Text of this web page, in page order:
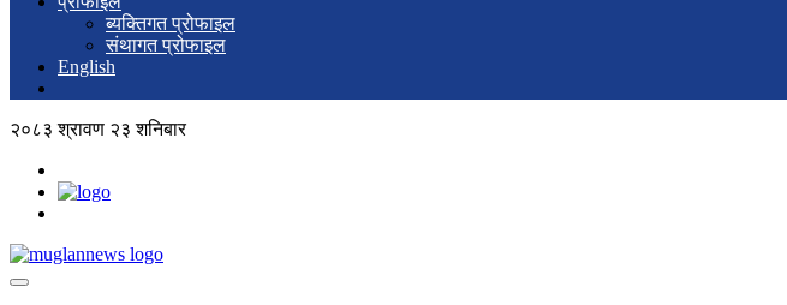
ब्यक्तिगत प्रोफाइल
संथागत प्रोफाइल
English
२०८३ श्रावण २३ शनिबार